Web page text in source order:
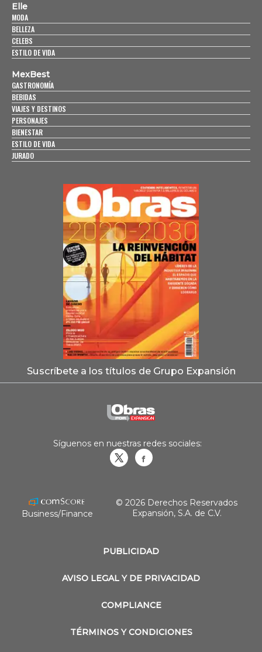
Elle
MODA
BELLEZA
CELEBS
ESTILO DE VIDA
MexBest
GASTRONOMÍA
BEBIDAS
VIAJES Y DESTINOS
PERSONAJES
BIENESTAR
ESTILO DE VIDA
JURADO
Suscríbete a los títulos de Grupo Expansión
PUBLICIDAD
AVISO LEGAL Y DE PRIVACIDAD
COMPLIANCE
TÉRMINOS Y CONDICIONES
Síguenos en nuestras redes sociales:
Business/Finance
© 2026 Derechos Reservados
Expansión, S.A. de C.V.